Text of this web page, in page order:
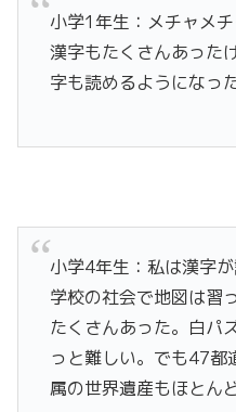
小学1年生：メチャメ
漢字もたくさんあった
字も読めるようになった
小学4年生：私は漢字
学校の社会で地図は習
たくさんあった。白パ
っと難しい。でも47都
属の世界遺産もほとん